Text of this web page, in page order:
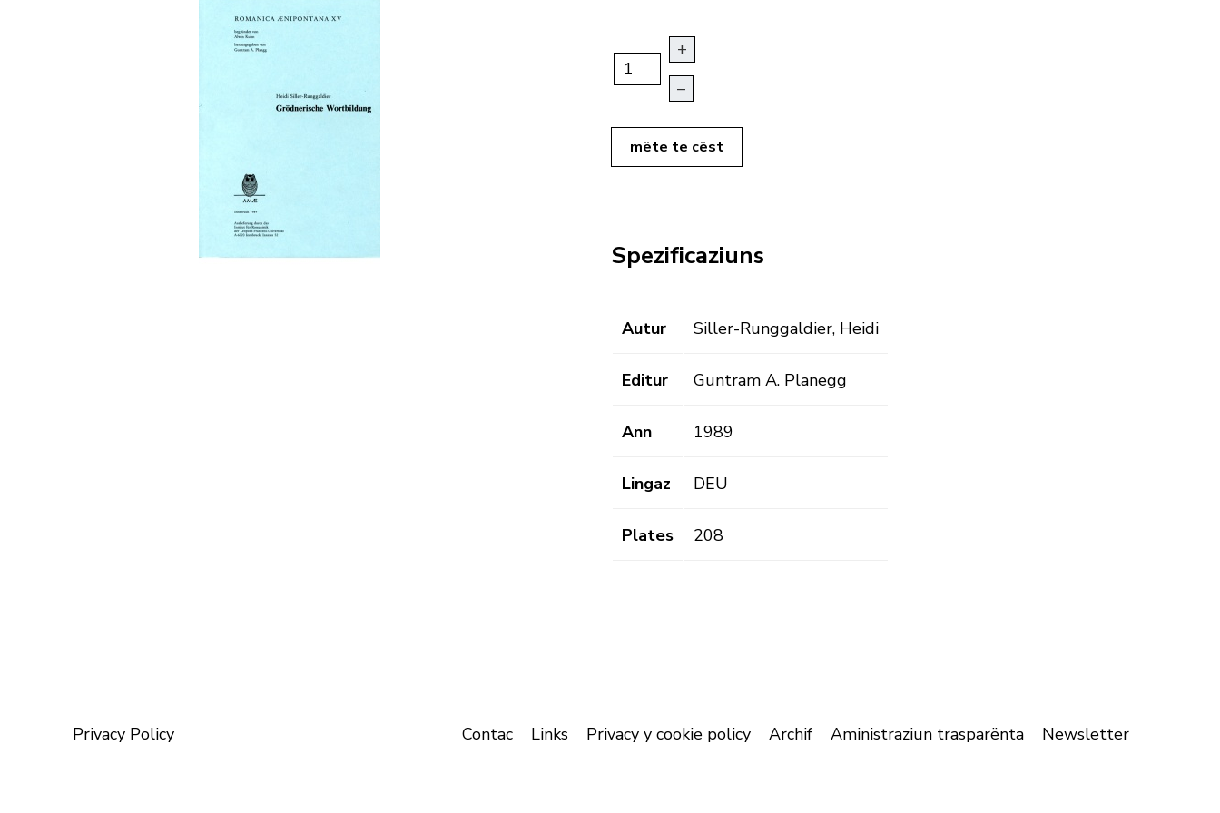
+
–
mëte te cëst
Spezificaziuns
Autur Siller-Runggaldier, Heidi
Editur Guntram A. Planegg
Ann 1989
Lingaz DEU
Plates 208
Privacy Policy Contac Links Privacy y cookie policy Archif Aministraziun trasparënta Newsletter